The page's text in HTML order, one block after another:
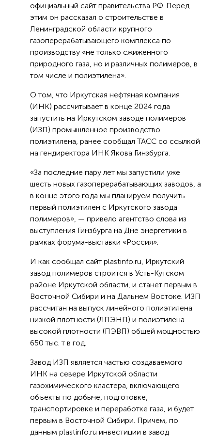
официальный сайт правительства РФ. Перед
этим он рассказал о строительстве в
Ленинградской области крупного
газоперерабатывающего комплекса по
производству «не только сжиженного
природного газа, но и различных полимеров, в
том числе и полиэтилена».
О том, что Иркутская нефтяная компания
(ИНК) рассчитывает в конце 2024 года
запустить на Иркутском заводе полимеров
(ИЗП) промышленное производство
полиэтилена, ранее сообщал ТАСС со ссылкой
на гендиректора ИНК Якова Гинзбурга.
«За последние пару лет мы запустили уже
шесть новых газоперерабатывающих заводов, а
в конце этого года мы планируем получить
первый полиэтилен с Иркутского завода
полимеров», — привело агентство слова из
выступления Гинзбурга на Дне энергетики в
рамках форума-выставки «Россия».
И как сообщал сайт plastinfo.ru, Иркутский
завод полимеров строится в Усть-Кутском
районе Иркутской области, и станет первым в
Восточной Сибири и на Дальнем Востоке. ИЗП
рассчитан на выпуск линейного полиэтилена
низкой плотности (ЛПЭНП) и полиэтилена
высокой плотности (ПЭВП) общей мощностью
650 тыс. т в год.
Завод ИЗП является частью создаваемого
ИНК на севере Иркутской области
газохимического кластера, включающего
объекты по добыче, подготовке,
транспортировке и переработке газа, и будет
первым в Восточной Сибири. Причем, по
данным plastinfo.ru инвестиции в завод